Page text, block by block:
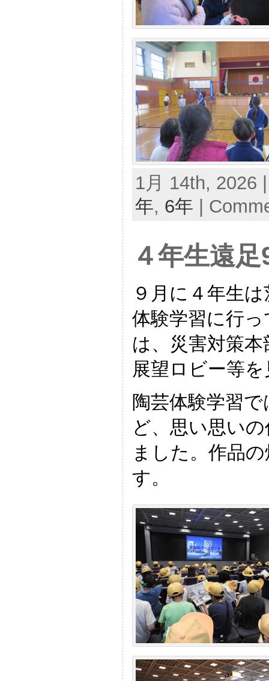
1月 14th, 2026
年, 6年 |
４年生遠
９月に４年生
体験学習に行
は、災害対策
展望ロビー等
陶芸体験学習
ど、思い思い
ました。作品
す。